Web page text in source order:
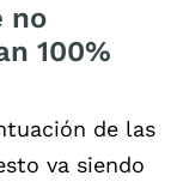
no
100%
de las
va siendo